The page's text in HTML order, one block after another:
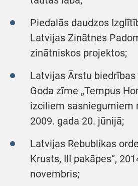
Piedalās daudzos
Latvijas Zinātnes
zinātniskos projektos;
Latvijas Ārstu
Goda zīme „Tempus
izciliem sasniegumiem
2009. gada 20. jūnijā;
Latvijas Rebublikas
Krusts, III pakāpes”,
novembris;